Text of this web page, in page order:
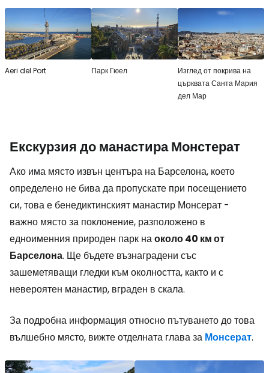
Aeri del Port Парк Гюел
Изглед от покрива на
църквата Санта Мария
дел Мар
Екскурзия до манастира Монстерат
Ако има място извън центъра на Барселона, което
определено не бива да пропускате при посещението
си, това е бенедиктинският манастир Монсерат -
важно място за поклонение, разположено в
едноименния природен парк наоколо 40 км от
Барселона. Ще бъдете възнаградени със
зашеметяващи гледки към околността, както и с
невероятен манастир, вграден в скала.
За подробна информация относно пътуването до това
вълшебно място, вижте отделната глава за Монсерат.